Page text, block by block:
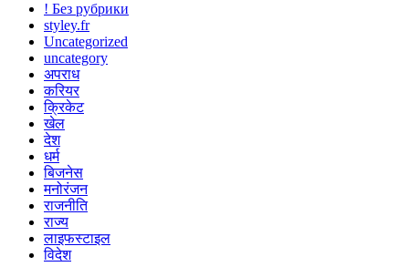
! Без рубрики
styley.fr
Uncategorized
uncategory
अपराध
करियर
क्रिकेट
खेल
देश
धर्म
बिजनेस
मनोरंजन
राजनीति
राज्य
लाइफस्टाइल
विदेश